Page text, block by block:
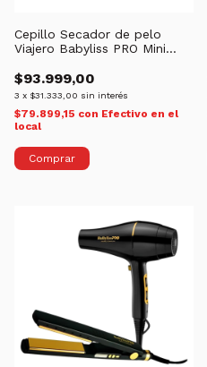
Cepillo Secador de pelo
Viajero Babyliss PRO Mini
$93.999,00
3 x $31.333,00 sin interés
$79.899,15 con Efectivo en el
local